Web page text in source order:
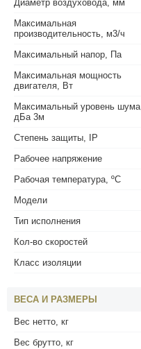
Диаметр воздуховода, мм
Максимальная
производительность, м3/ч
Максимальный напор, Па
Максимальная мощность
двигателя, Вт
Максимальный уровень шума,
дБа 3м
Степень защиты, IP
Рабочее напряжение
Рабочая температура, ºС
Модели
Тип исполнения
Кол-во скоростей
Класс изоляции
ВЕСА И РАЗМЕРЫ
Вес нетто, кг
Вес брутто, кг